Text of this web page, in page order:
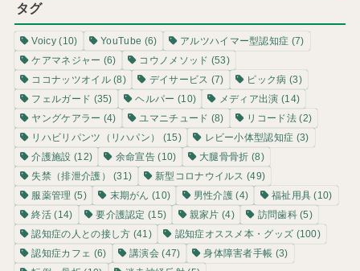
タグ
Voicy(10) YouTube (6) アルツハイマー型認知症 (7)
ケアマネジャー (6) コウノメソッド (53)
ココナッツオイル(8) デイサービス (7) ピック病 (3)
フェルガード (35) ヘルパー (10) メディア出演 (14)
ヤングケアラー (4) ユマニチュード (8) リコード法(2)
リハビリパンツ（リハパン）
(15) レビー小体型認知症 (3)
介護施設 (12) 余命宣告 (10) 大腿骨骨折 (8)
失禁（排泄介護）
(31) 新型コロナウイルス (49)
服薬管理 (5) 末期がん (10) 男性介護 (4) 福祉用具 (10)
終活 (14) 要介護認定 (15) 親家片 (4) 訪問歯科(5)
認知症の人との接し方 (41) 認知症オススメ本・グッズ (100)
認知症カフェ (6) 講演会 (47) 身体障害者手帳 (3)